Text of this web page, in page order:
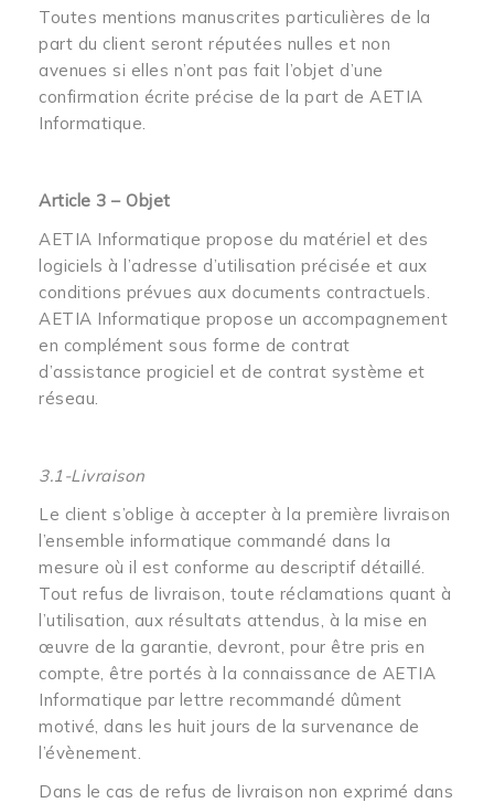
Toutes mentions manuscrites particulières de la
part du client seront réputées nulles et non
avenues si elles n’ont pas fait l’objet d’une
confirmation écrite précise de la part de AETIA
Informatique.
Article 3 – Objet
AETIA Informatique propose du matériel et des
logiciels à l’adresse d’utilisation précisée et aux
conditions prévues aux documents contractuels.
AETIA Informatique propose un accompagnement
en complément sous forme de contrat
d’assistance progiciel et de contrat système et
réseau.
3.1-Livraison
Le client s’oblige à accepter à la première livraison
l’ensemble informatique commandé dans la
mesure où il est conforme au descriptif détaillé.
Tout refus de livraison, toute réclamations quant à
l’utilisation, aux résultats attendus, à la mise en
œuvre de la garantie, devront, pour être pris en
compte, être portés à la connaissance de AETIA
Informatique par lettre recommandé dûment
motivé, dans les huit jours de la survenance de
l’évènement.
Dans le cas de refus de livraison non exprimé dans